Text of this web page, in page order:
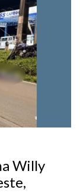
Willy